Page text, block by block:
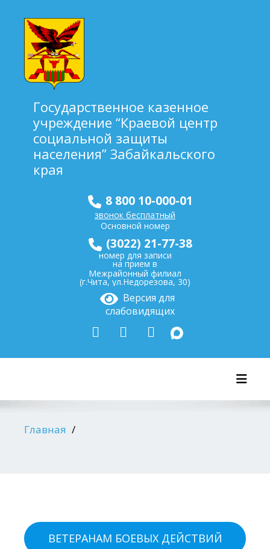
Государственное казенное
учреждение “Краевой центр
социальной защиты
населения” Забайкальского
края
8 800 10-000-01
звонок бесплатный
Основной номер
(3022) 21-77-38
номер для записи
на прием в
Межрайонный филиал
(г.Чита, ул.Недорезова, 30)
Версия для
слабовидящих
Главная
ВЕТЕРАНАМ БОЕВЫХ ДЕЙСТВИЙ